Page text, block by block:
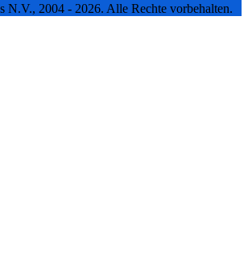
2004 - 2026. Alle Rechte vorbehalten.